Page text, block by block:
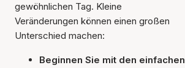
gewöhnlichen Tag. Kleine
Veränderungen können einen großen
Unterschied machen:
Beginnen Sie mit den einfachen